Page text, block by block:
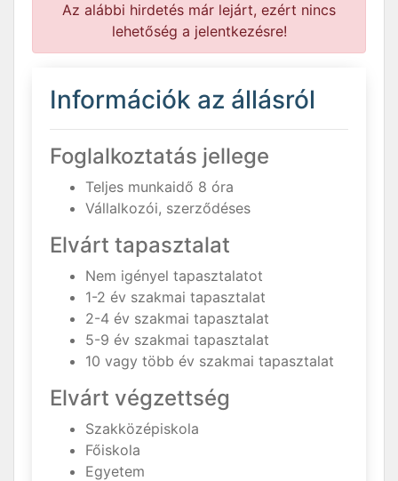
Az alábbi hirdetés már lejárt, ezért nincs
lehetőség a jelentkezésre!
Információk az állásról
Foglalkoztatás jellege
Teljes munkaidő 8 óra
Vállalkozói, szerződéses
Elvárt tapasztalat
Nem igényel tapasztalatot
1-2 év szakmai tapasztalat
2-4 év szakmai tapasztalat
5-9 év szakmai tapasztalat
10 vagy több év szakmai tapasztalat
Elvárt végzettség
Szakközépiskola
Főiskola
Egyetem